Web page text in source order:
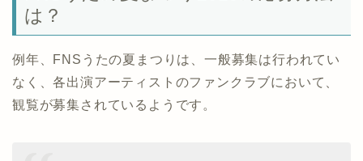
は？
例年、FNSうたの夏まつりは、一般募集は行われてい
なく、各出演アーティストのファンクラブにおいて、
観覧が募集されているようです。